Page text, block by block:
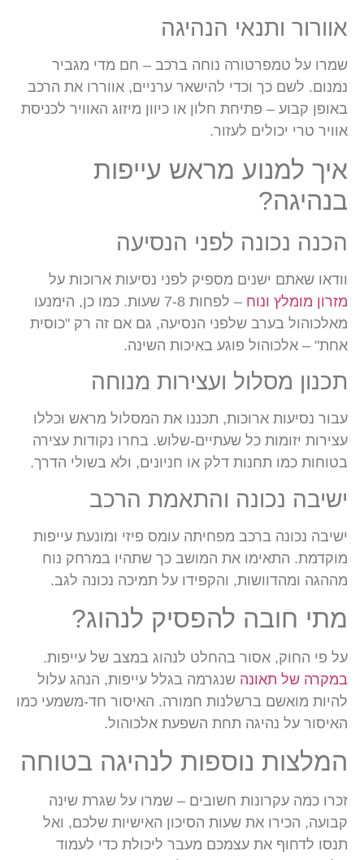
אוורור ותנאי הנהיגה
שמרו על טמפרטורה נוחה ברכב – חם מדי מגביר
נמנום. לשם כך וכדי להישאר ערניים, אווררו את הרכב
באופן קבוע – פתיחת חלון או כיוון מיזוג האוויר לכניסת
אוויר טרי יכולים לעזור.
איך למנוע מראש עייפות
בנהיגה?
הכנה נכונה לפני הנסיעה
וודאו שאתם ישנים מספיק לפני נסיעות ארוכות על
מזרון מומלץ ונוח
– לפחות 7-8 שעות. כמו כן, הימנעו
מאלכוהול בערב שלפני הנסיעה, גם אם זה רק "כוסית
אחת" – אלכוהול פוגע באיכות השינה.
תכנון מסלול ועצירות מנוחה
עבור נסיעות ארוכות, תכננו את המסלול מראש וכללו
עצירות יזומות כל שעתיים-שלוש. בחרו נקודות עצירה
בטוחות כמו תחנות דלק או חניונים, ולא בשולי הדרך.
ישיבה נכונה והתאמת הרכב
ישיבה נכונה ברכב מפחיתה עומס פיזי ומונעת עייפות
מוקדמת. התאימו את המושב כך שתהיו במרחק נוח
מההגה ומהדוושות, והקפידו על תמיכה נכונה לגב.
מתי חובה להפסיק לנהוג?
על פי החוק, אסור בהחלט לנהוג במצב של עייפות.
במקרה של תאונהשנגרמה בגלל עייפות, הנהג עלול
להיות מואשם ברשלנות חמורה. האיסור חד-משמעי כמו
האיסור על נהיגה תחת השפעת אלכוהול.
המלצות נוספות לנהיגה בטוחה
זכרו כמה עקרונות חשובים – שמרו על שגרת שינה
קבועה, הכירו את שעות הסיכון האישיות שלכם, ואל
תנסו לדחוף את עצמכם מעבר ליכולת כדי לעמוד